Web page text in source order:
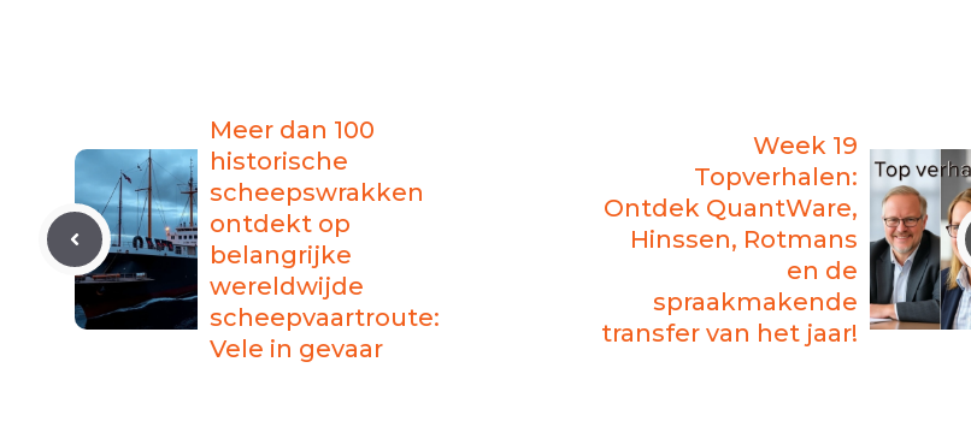
Meer dan 100
historische
scheepswrakken
ontdekt op
belangrijke
wereldwijde
scheepvaartroute:
Vele in gevaar
Week 19
Topverhalen:
Ontdek QuantWare,
Hinssen, Rotmans
en de
spraakmakende
transfer van het jaar!